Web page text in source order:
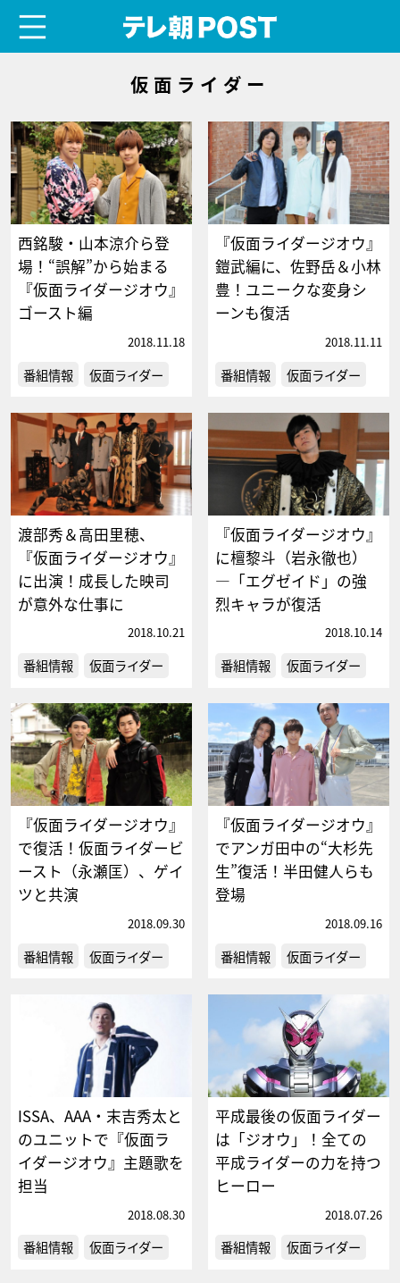
仮面ライダー
西銘駿・山本涼介ら登
場！“誤解”から始まる
『仮面ライダージオウ』
ゴースト編
2018.11.18
番組情報 仮面ライダー
『仮面ライダージオウ』
鎧武編に、佐野岳＆小林
豊！ユニークな変身シ
ーンも復活
2018.11.11
番組情報 仮面ライダー
渡部秀＆高田里穂、
『仮面ライダージオウ』
に出演！成長した映司
が意外な仕事に
2018.10.21
番組情報 仮面ライダー
『仮面ライダージオウ』
に檀黎斗（岩永徹也）
―「エグゼイド」の強
烈キャラが復活
2018.10.14
番組情報 仮面ライダー
『仮面ライダージオウ』
で復活！仮面ライダービ
ースト（永瀬匡）、ゲイ
ツと共演
2018.09.30
番組情報 仮面ライダー
『仮面ライダージオウ』
でアンガ田中の“大杉先
生”復活！半田健人らも
登場
2018.09.16
番組情報 仮面ライダー
ISSA、AAA・末吉秀太と
のユニットで『仮面ラ
イダージオウ』主題歌を
担当
2018.08.30
番組情報 仮面ライダー
平成最後の仮面ライダー
は「ジオウ」！全ての
平成ライダーの力を持つ
ヒーロー
2018.07.26
番組情報 仮面ライダー